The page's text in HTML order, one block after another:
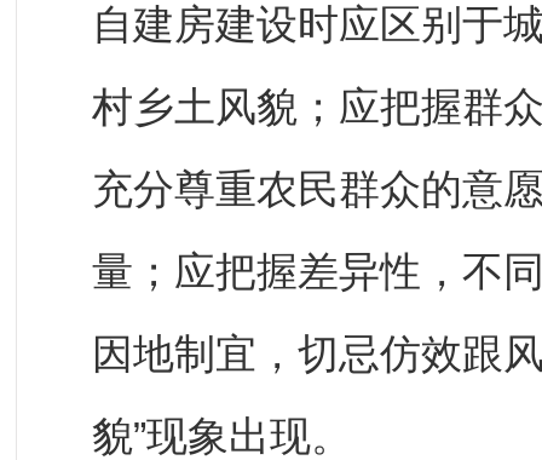
自建房建设时应区别于
村乡土风貌；应把握群
充分尊重农民群众的意
量；应把握差异性，不
因地制宜，切忌仿效跟
貌”现象出现。